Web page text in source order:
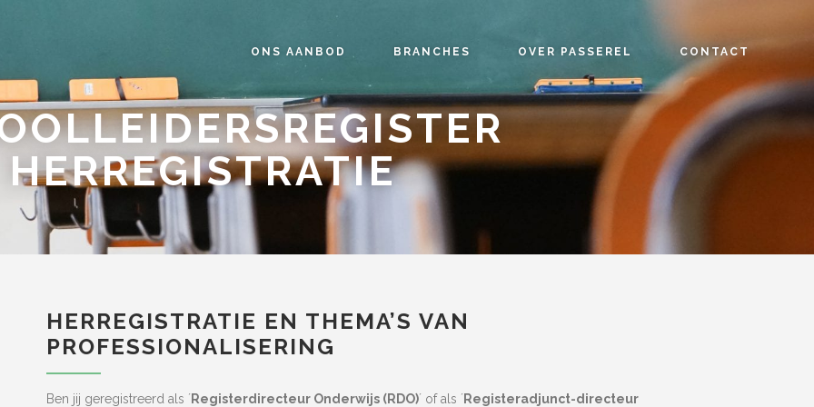
ONS AANBOD BRANCHES OVER PASSEREL CONTACT
HERREGISTRATIE
HERREGISTRATIE EN THEMA’S VAN
PROFESSIONALISERING
Ben jij geregistreerd als ´ Registerdirecteur Onderwijs (RDO)´ of als ´ Registeradjunct-directeur